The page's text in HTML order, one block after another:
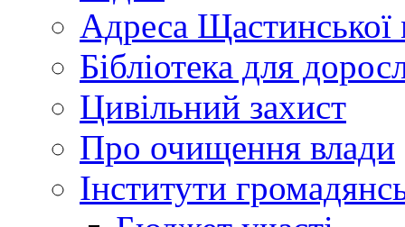
Адреса Щастинської
Бібліотека для
Цивільний захист
Про очищення влади
Інститути